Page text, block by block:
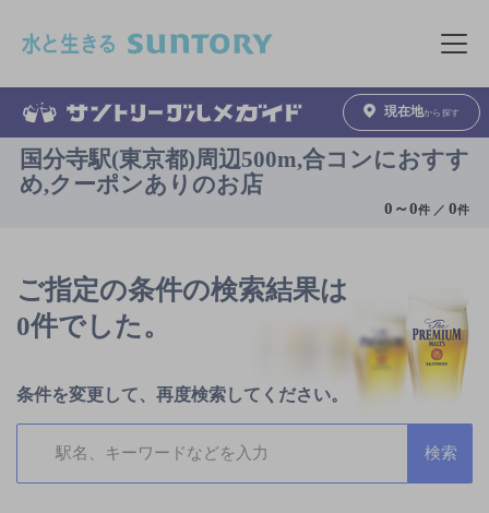
メニュ
現在地から探す
国分寺駅(東京都)周辺500m,合コンにおすす
め,クーポンありのお店
0 ～0件 ／0件
ご指定の条件の検索結果は
0件でした。
条件を変更して、再度検索してください。